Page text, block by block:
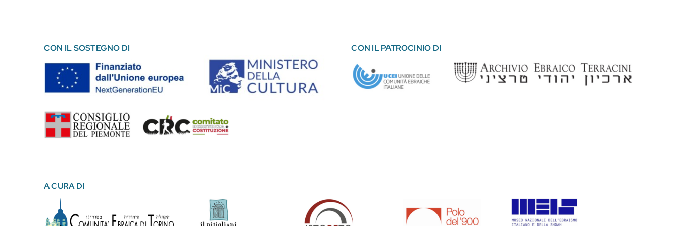
CON IL SOSTEGNO DI CON IL PATROCINIO DI
A CURA DI